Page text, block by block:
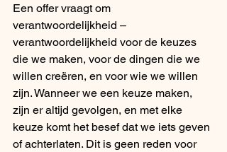
Een offer vraagt om
verantwoordelijkheid –
verantwoordelijkheid voor de keuzes
die we maken, voor de dingen die we
willen creëren, en voor wie we willen
zijn. Wanneer we een keuze maken,
zijn er altijd gevolgen, en met elke
keuze komt het besef dat we iets geven
of achterlaten. Dit is geen reden voor